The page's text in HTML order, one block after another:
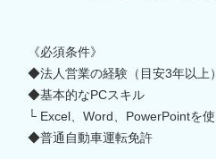
《必須条件》
◆法人営業の経験（目安3年以上
◆基本的なPCスキル
└ Excel、Word、PowerPointを
◆普通自動車運転免許